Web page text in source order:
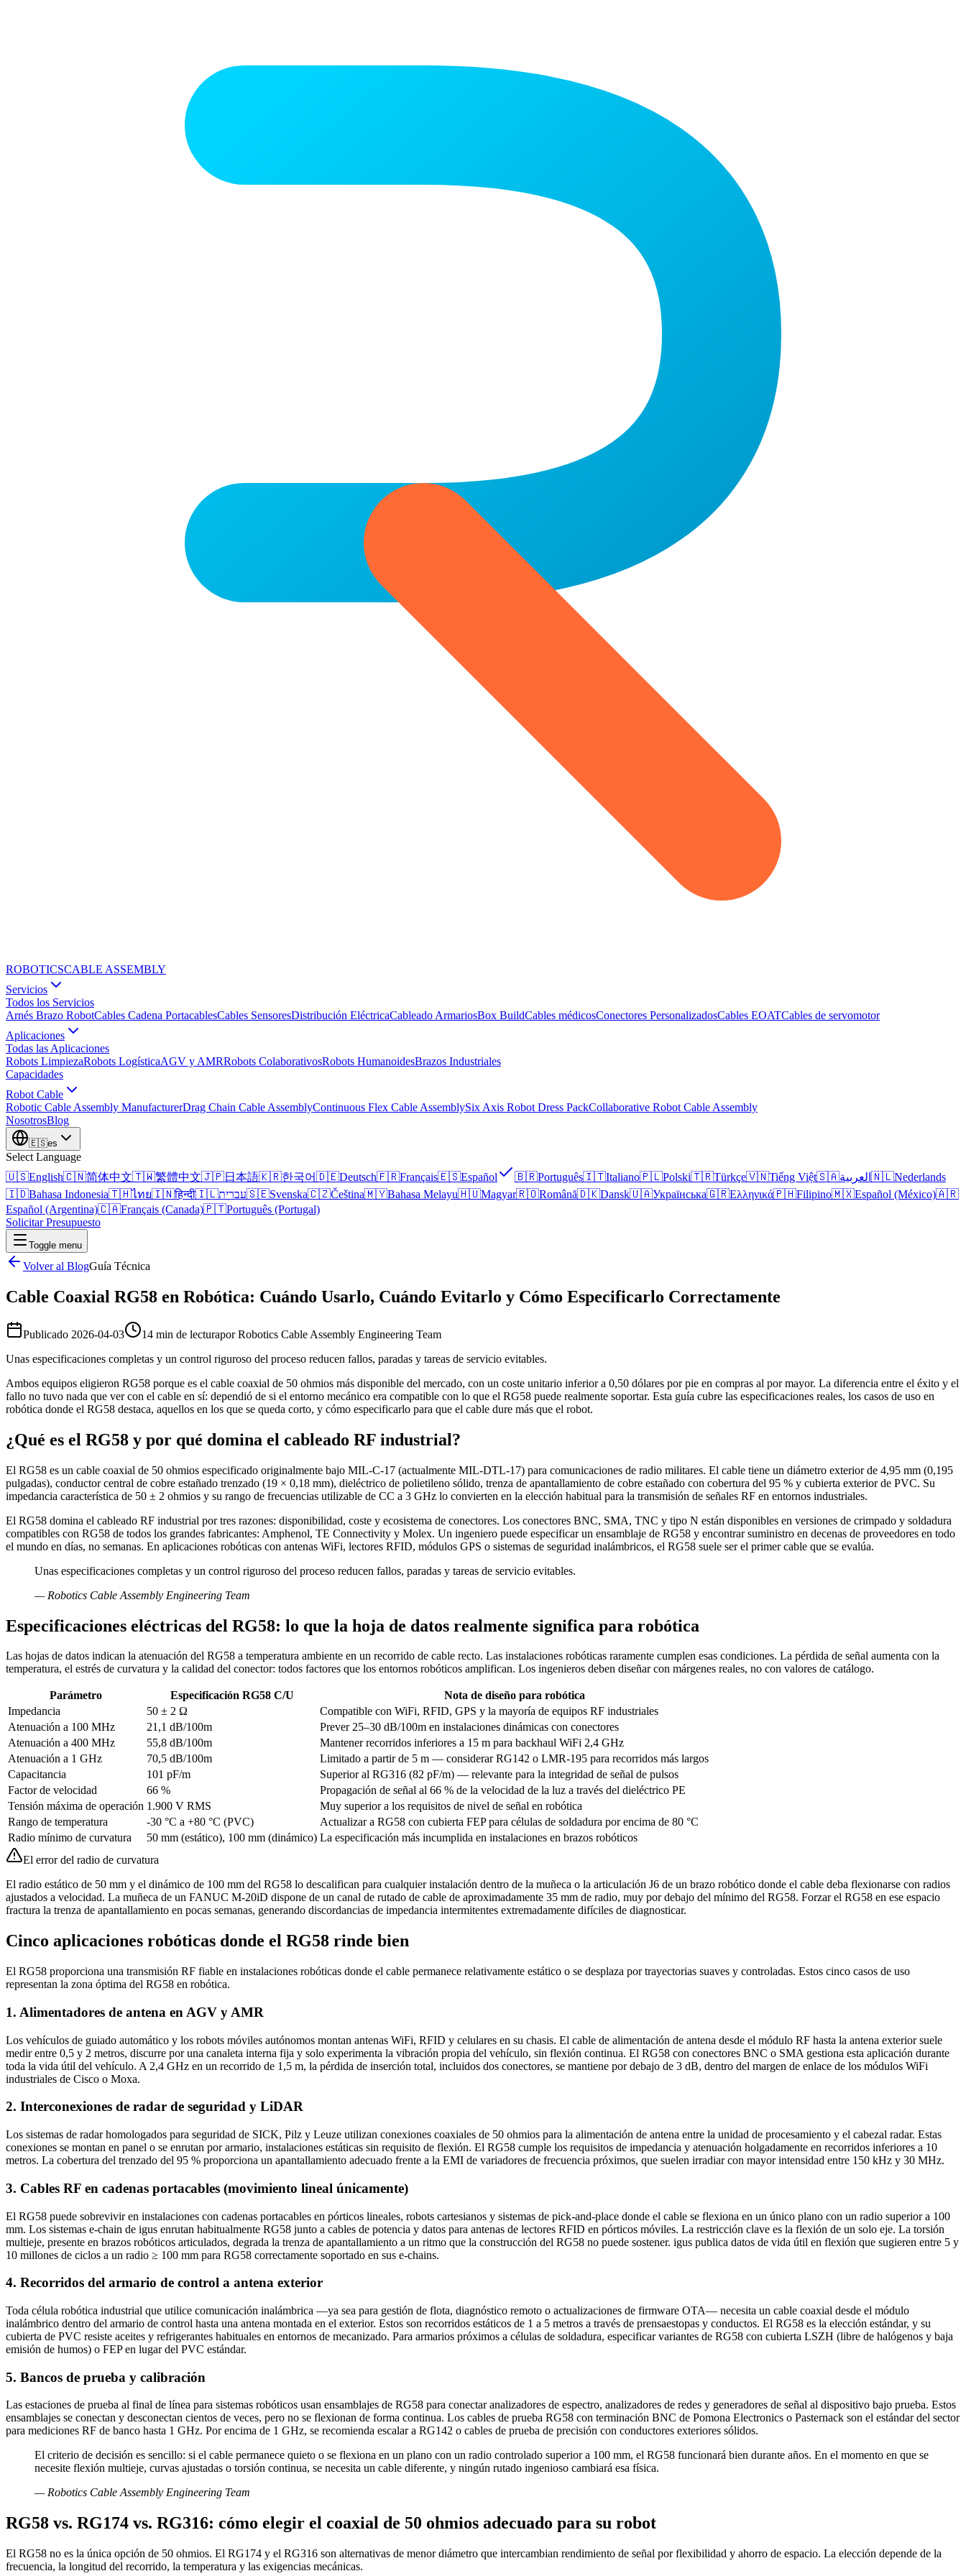
ROBOTICSCABLE ASSEMBLY
Servicios
Todos los Servicios
Arnés Brazo RobotCables Cadena PortacablesCables SensoresDistribución EléctricaCableado ArmariosBox BuildCables médicosConectores PersonalizadosCables EOATCables de servomotor
Aplicaciones
Todas las Aplicaciones
Robots LimpiezaRobots LogísticaAGV y AMRRobots ColaborativosRobots HumanoidesBrazos Industriales
Capacidades
Robot Cable
Robotic Cable Assembly ManufacturerDrag Chain Cable AssemblyContinuous Flex Cable AssemblySix Axis Robot Dress PackCollaborative Robot Cable Assembly
NosotrosBlog
🇪🇸es
Select Language
🇺🇸English🇨🇳简体中文🇹🇼繁體中文🇯🇵日本語🇰🇷한국어🇩🇪Deutsch🇫🇷Français🇪🇸Español 🇧🇷Português🇮🇹Italiano🇵🇱Polski🇹🇷Türkçe🇻🇳Tiếng Việt🇸🇦العربية 🇳🇱Nederlands
🇮🇩Bahasa Indonesia🇹🇭ไทย🇮🇳हिन्दी🇮🇱עברית🇸🇪Svenska🇨🇿Čeština🇲🇾Bahasa Melayu🇭🇺Magyar🇷🇴Română🇩🇰Dansk🇺🇦Українська🇬🇷Ελληνικά🇵🇭Filipino🇲🇽Español (México)🇦🇷
Español (Argentina)🇨🇦Français (Canada)🇵🇹Português (Portugal)
Solicitar Presupuesto
Toggle menu
Volver al BlogGuía Técnica
Cable Coaxial RG58 en Robótica: Cuándo Usarlo, Cuándo Evitarlo y Cómo Especificarlo Correctamente
Publicado 2026-04-03 14 min de lecturapor Robotics Cable Assembly Engineering Team
Unas especificaciones completas y un control riguroso del proceso reducen fallos, paradas y tareas de servicio evitables.
Ambos equipos eligieron RG58 porque es el cable coaxial de 50 ohmios más disponible del mercado, con un coste unitario inferior a 0,50 dólares por pie en compras al por mayor. La diferencia entre el éxito y el
fallo no tuvo nada que ver con el cable en sí: dependió de si el entorno mecánico era compatible con lo que el RG58 puede realmente soportar. Esta guía cubre las especificaciones reales, los casos de uso en
robótica donde el RG58 destaca, aquellos en los que se queda corto, y cómo especificarlo para que el cable dure más que el robot.
¿Qué es el RG58 y por qué domina el cableado RF industrial?
El RG58 es un cable coaxial de 50 ohmios especificado originalmente bajo MIL-C-17 (actualmente MIL-DTL-17) para comunicaciones de radio militares. El cable tiene un diámetro exterior de 4,95 mm (0,195
pulgadas), conductor central de cobre estañado trenzado (19 × 0,18 mm), dieléctrico de polietileno sólido, trenza de apantallamiento de cobre estañado con cobertura del 95 % y cubierta exterior de PVC. Su
impedancia característica de 50 ± 2 ohmios y su rango de frecuencias utilizable de CC a 3 GHz lo convierten en la elección habitual para la transmisión de señales RF en entornos industriales.
El RG58 domina el cableado RF industrial por tres razones: disponibilidad, coste y ecosistema de conectores. Los conectores BNC, SMA, TNC y tipo N están disponibles en versiones de crimpado y soldadura
compatibles con RG58 de todos los grandes fabricantes: Amphenol, TE Connectivity y Molex. Un ingeniero puede especificar un ensamblaje de RG58 y encontrar suministro en decenas de proveedores en todo
el mundo en días, no semanas. En aplicaciones robóticas con antenas WiFi, lectores RFID, módulos GPS o sistemas de seguridad inalámbricos, el RG58 suele ser el primer cable que se evalúa.
Unas especificaciones completas y un control riguroso del proceso reducen fallos, paradas y tareas de servicio evitables.
— Robotics Cable Assembly Engineering Team
Especificaciones eléctricas del RG58: lo que la hoja de datos realmente significa para robótica
Las hojas de datos indican la atenuación del RG58 a temperatura ambiente en un recorrido de cable recto. Las instalaciones robóticas raramente cumplen esas condiciones. La pérdida de señal aumenta con la
temperatura, el estrés de curvatura y la calidad del conector: todos factores que los entornos robóticos amplifican. Los ingenieros deben diseñar con márgenes reales, no con valores de catálogo.
Parámetro Especificación RG58 C/U
Nota de diseño para robótica
Impedancia
50 ± 2 Ω
Compatible con WiFi, RFID, GPS y la mayoría de equipos RF industriales
Atenuación a 100 MHz
21,1 dB/100m
Prever 25–30 dB/100m en instalaciones dinámicas con conectores
Atenuación a 400 MHz
55,8 dB/100m
Mantener recorridos inferiores a 15 m para backhaul WiFi 2,4 GHz
Atenuación a 1 GHz
70,5 dB/100m
Limitado a partir de 5 m — considerar RG142 o LMR-195 para recorridos más largos
Capacitancia
101 pF/m
Superior al RG316 (82 pF/m) — relevante para la integridad de señal de pulsos
Factor de velocidad
66 %
Propagación de señal al 66 % de la velocidad de la luz a través del dieléctrico PE
Tensión máxima de operación 1.900 V RMS
Muy superior a los requisitos de nivel de señal en robótica
Rango de temperatura
-30 °C a +80 °C (PVC)
Actualizar a RG58 con cubierta FEP para células de soldadura por encima de 80 °C
Radio mínimo de curvatura
50 mm (estático), 100 mm (dinámico) La especificación más incumplida en instalaciones en brazos robóticos
El error del radio de curvatura
El radio estático de 50 mm y el dinámico de 100 mm del RG58 lo descalifican para cualquier instalación dentro de la muñeca o la articulación J6 de un brazo robótico donde el cable deba flexionarse con radios
ajustados a velocidad. La muñeca de un FANUC M-20iD dispone de un canal de rutado de cable de aproximadamente 35 mm de radio, muy por debajo del mínimo del RG58. Forzar el RG58 en ese espacio
fractura la trenza de apantallamiento en pocas semanas, generando discordancias de impedancia intermitentes extremadamente difíciles de diagnosticar.
Cinco aplicaciones robóticas donde el RG58 rinde bien
El RG58 proporciona una transmisión RF fiable en instalaciones robóticas donde el cable permanece relativamente estático o se desplaza por trayectorias suaves y controladas. Estos cinco casos de uso
representan la zona óptima del RG58 en robótica.
1. Alimentadores de antena en AGV y AMR
Los vehículos de guiado automático y los robots móviles autónomos montan antenas WiFi, RFID y celulares en su chasis. El cable de alimentación de antena desde el módulo RF hasta la antena exterior suele
medir entre 0,5 y 2 metros, discurre por una canaleta interna fija y solo experimenta la vibración propia del vehículo, sin flexión continua. El RG58 con conectores BNC o SMA gestiona esta aplicación durante
toda la vida útil del vehículo. A 2,4 GHz en un recorrido de 1,5 m, la pérdida de inserción total, incluidos dos conectores, se mantiene por debajo de 3 dB, dentro del margen de enlace de los módulos WiFi
industriales de Cisco o Moxa.
2. Interconexiones de radar de seguridad y LiDAR
Los sistemas de radar homologados para seguridad de SICK, Pilz y Leuze utilizan conexiones coaxiales de 50 ohmios para la alimentación de antena entre la unidad de procesamiento y el cabezal radar. Estas
conexiones se montan en panel o se enrutan por armario, instalaciones estáticas sin requisito de flexión. El RG58 cumple los requisitos de impedancia y atenuación holgadamente en recorridos inferiores a 10
metros. La cobertura del trenzado del 95 % proporciona un apantallamiento adecuado frente a la EMI de variadores de frecuencia próximos, que suelen irradiar con mayor intensidad entre 150 kHz y 30 MHz.
3. Cables RF en cadenas portacables (movimiento lineal únicamente)
El RG58 puede sobrevivir en instalaciones con cadenas portacables en pórticos lineales, robots cartesianos y sistemas de pick-and-place donde el cable se flexiona en un único plano con un radio superior a 100
mm. Los sistemas e-chain de igus enrutan habitualmente RG58 junto a cables de potencia y datos para antenas de lectores RFID en pórticos móviles. La restricción clave es la flexión de un solo eje. La torsión
multieje, presente en brazos robóticos articulados, degrada la trenza de apantallamiento a un ritmo que la construcción del RG58 no puede sostener. igus publica datos de vida útil en flexión que sugieren entre 5 y
10 millones de ciclos a un radio ≥ 100 mm para RG58 correctamente soportado en sus e-chains.
4. Recorridos del armario de control a antena exterior
Toda célula robótica industrial que utilice comunicación inalámbrica —ya sea para gestión de flota, diagnóstico remoto o actualizaciones de firmware OTA— necesita un cable coaxial desde el módulo
inalámbrico dentro del armario de control hasta una antena montada en el exterior. Estos son recorridos estáticos de 1 a 5 metros a través de prensaestopas y conductos. El RG58 es la elección estándar, y su
cubierta de PVC resiste aceites y refrigerantes habituales en entornos de mecanizado. Para armarios próximos a células de soldadura, especificar variantes de RG58 con cubierta LSZH (libre de halógenos y baja
emisión de humos) o FEP en lugar del PVC estándar.
5. Bancos de prueba y calibración
Las estaciones de prueba al final de línea para sistemas robóticos usan ensamblajes de RG58 para conectar analizadores de espectro, analizadores de redes y generadores de señal al dispositivo bajo prueba. Estos
ensamblajes se conectan y desconectan cientos de veces, pero no se flexionan de forma continua. Los cables de prueba RG58 con terminación BNC de Pomona Electronics o Pasternack son el estándar del sector
para mediciones RF de banco hasta 1 GHz. Por encima de 1 GHz, se recomienda escalar a RG142 o cables de prueba de precisión con conductores exteriores sólidos.
El criterio de decisión es sencillo: si el cable permanece quieto o se flexiona en un plano con un radio controlado superior a 100 mm, el RG58 funcionará bien durante años. En el momento en que se
necesite flexión multieje, curvas ajustadas o torsión continua, se necesita un cable diferente, y ningún rutado ingenioso cambiará esa física.
—Robotics Cable Assembly Engineering Team
RG58 vs. RG174 vs. RG316: cómo elegir el coaxial de 50 ohmios adecuado para su robot
El RG58 no es la única opción de 50 ohmios. El RG174 y el RG316 son alternativas de menor diámetro que intercambian rendimiento de señal por flexibilidad y ahorro de espacio. La elección depende de la
frecuencia, la longitud del recorrido, la temperatura y las exigencias mecánicas.